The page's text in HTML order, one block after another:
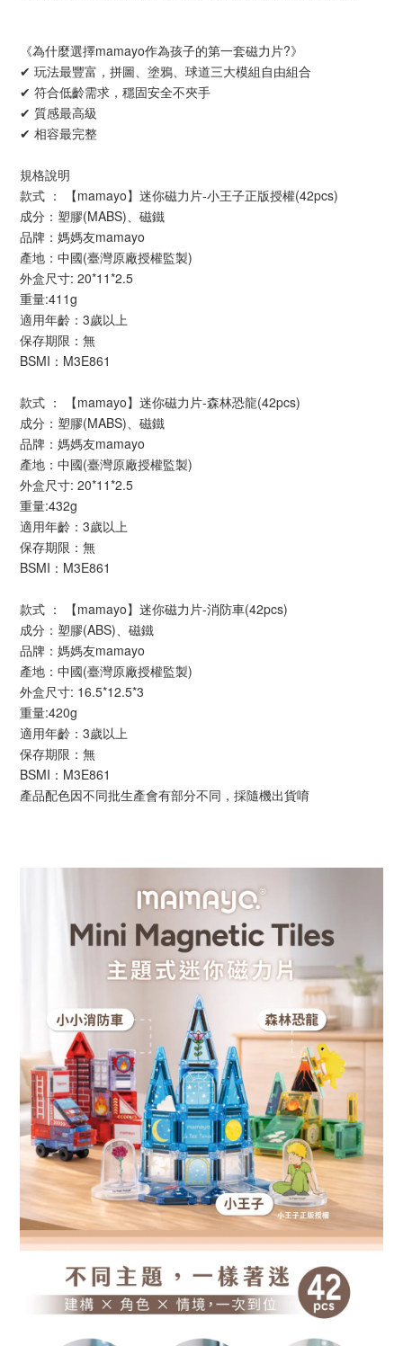
《為什麼選擇mamayo作為孩子的第一套磁力片?》
✔ 玩法最豐富，拼圖、塗鴉、球道三大模組自由組合
✔ 符合低齡需求，穩固安全不夾手
✔ 質感最高級
✔ 相容最完整
規格說明
款式 ： 【mamayo】迷你磁力片-小王子正版授權(42pcs)
成分：塑膠(MABS)、磁鐵
品牌：媽媽友mamayo
產地：中國(臺灣原廠授權監製)
外盒尺寸: 20*11*2.5
重量:411g
適用年齡：3歲以上
保存期限：無
BSMI：M3E861
款式 ： 【mamayo】迷你磁力片-森林恐龍(42pcs)
成分：塑膠(MABS)、磁鐵
品牌：媽媽友mamayo
產地：中國(臺灣原廠授權監製)
外盒尺寸: 20*11*2.5
重量:432g
適用年齡：3歲以上
保存期限：無
BSMI：M3E861
款式 ： 【mamayo】迷你磁力片-消防車(42pcs)
成分：塑膠(ABS)、磁鐵
品牌：媽媽友mamayo
產地：中國(臺灣原廠授權監製)
外盒尺寸: 16.5*12.5*3
重量:420g
適用年齡：3歲以上
保存期限：無
BSMI：M3E861
產品配色因不同批生產會有部分不同，採隨機出貨唷